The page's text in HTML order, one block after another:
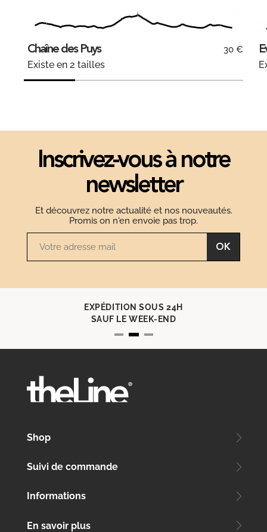
Chaîne des Puys 30 €
Existe en 2 tailles
Inscrivez-vous à notre
newsletter
Et découvrez notre actualité et nos nouveautés.
Promis on n'en envoie pas trop.
OK
EXPÉDITION SOUS 24H
SAUF LE WEEK-END
Shop
Suivi de commande
Informations
En savoir plus